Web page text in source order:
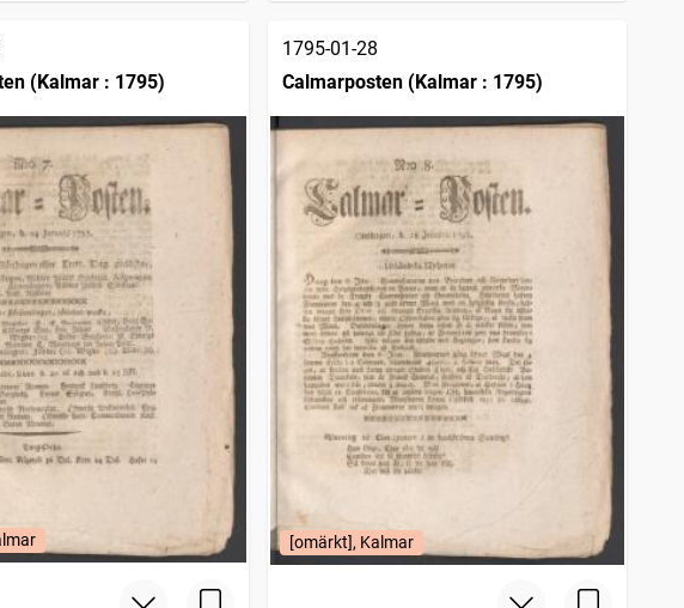
(Kalmar : 1795)
1795-01-28
Calmarposten (Kalmar : 1795)
[omärkt], Kalmar